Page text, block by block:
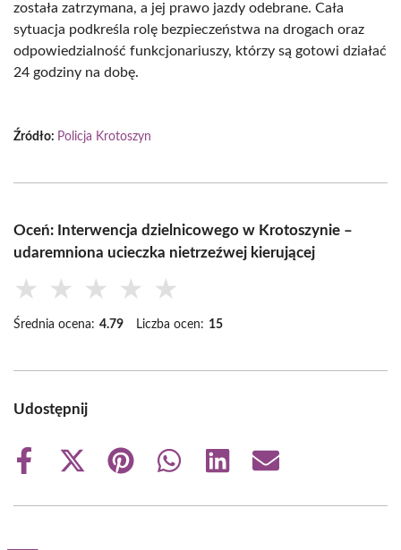
została zatrzymana, a jej prawo jazdy odebrane. Cała
sytuacja podkreśla rolę bezpieczeństwa na drogach oraz
odpowiedzialność funkcjonariuszy, którzy są gotowi działać
24 godziny na dobę.
Źródło: Policja Krotoszyn
Oceń: Interwencja dzielnicowego w Krotoszynie –
udaremniona ucieczka nietrzeźwej kierującej
★ ★ ★ ★ ★
Średnia ocena: 4.79 Liczba ocen: 15
Udostępnij
Share
Share
(Twitter)
Share
Share
Share
Share